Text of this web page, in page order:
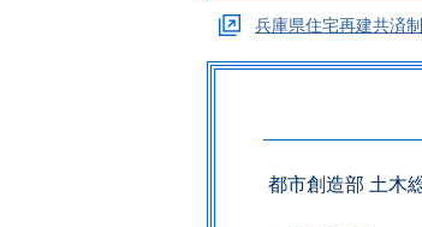
兵庫県住宅再建共済
都市創造部 土木